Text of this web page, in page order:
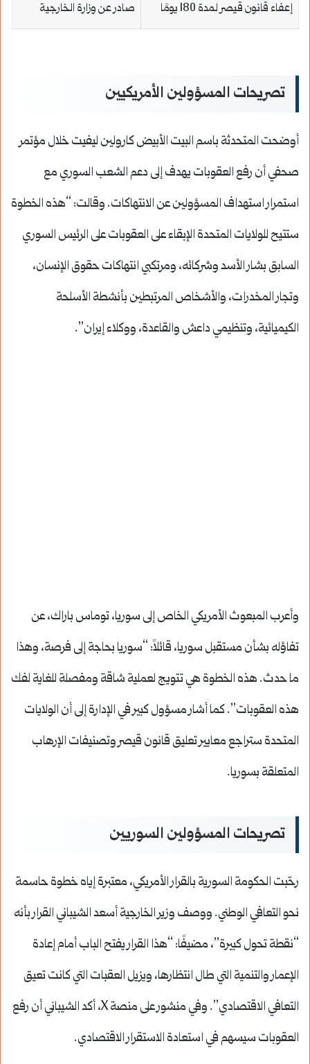
إعفاء قانون قيصر لمدة 180 يومًا صادر عن وزارة الخارجية
تصريحات المسؤولين الأمريكيين
أوضحت المتحدثة باسم البيت الأبيض كارولين ليفيت خلال مؤتمر
صحفي أن رفع العقوبات يهدف إلى دعم الشعب السوري مع
استمرار استهداف المسؤولين عن الانتهاكات. وقالت: “هذه الخطوة
ستتيح للولايات المتحدة الإبقاء على العقوبات على الرئيس السوري
السابق بشار الأسد وشركائه، ومرتكبي انتهاكات حقوق الإنسان،
وتجار المخدرات، والأشخاص المرتبطين بأنشطة الأسلحة
الكيميائية، وتنظيمي داعش والقاعدة، ووكلاء إيران”.
وأعرب المبعوث الأمريكي الخاص إلى سوريا، توماس باراك، عن
تفاؤله بشأن مستقبل سوريا، قائلاً: “سوريا بحاجة إلى فرصة، وهذا
ما حدث. هذه الخطوة هي تتويج لعملية شاقة ومفصلة للغاية لفك
هذه العقوبات”. كما أشار مسؤول كبير في الإدارة إلى أن الولايات
المتحدة ستراجع معايير تعليق قانون قيصر وتصنيفات الإرهاب
المتعلقة بسوريا.
تصريحات المسؤولين السوريين
رحّبت الحكومة السورية بالقرار الأمريكي، معتبرة إياه خطوة حاسمة
نحو التعافي الوطني. ووصف وزير الخارجية أسعد الشيباني القرار بأنه
“نقطة تحول كبيرة”، مضيفًا: “هذا القرار يفتح الباب أمام إعادة
الإعمار والتنمية التي طال انتظارها، ويزيل العقبات التي كانت تعيق
التعافي الاقتصادي”. وفي منشور على منصة X، أكد الشيباني أن رفع
العقوبات سيسهم في استعادة الاستقرار الاقتصادي.